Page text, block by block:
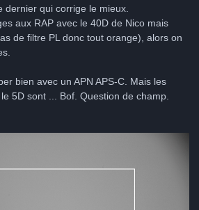
dernier qui corrige le mieux.
aux RAP avec le 40D de Nico mais
de filtre PL donc tout orange), alors on
bien avec un APN APS-C. Mais les
5D sont ... Bof. Question de champ.